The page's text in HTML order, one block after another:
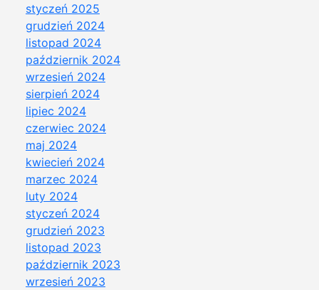
styczeń 2025
grudzień 2024
listopad 2024
październik 2024
wrzesień 2024
sierpień 2024
lipiec 2024
czerwiec 2024
maj 2024
kwiecień 2024
marzec 2024
luty 2024
styczeń 2024
grudzień 2023
listopad 2023
październik 2023
wrzesień 2023